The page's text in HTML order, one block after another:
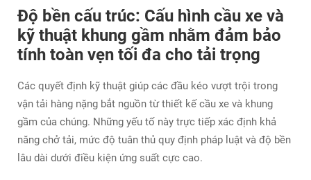
Độ bền cấu trúc: Cấu hình cầu xe và
kỹ thuật khung gầm nhằm đảm bảo
tính toàn vẹn tối đa cho tải trọng
Các quyết định kỹ thuật giúp các đầu kéo vượt trội trong
vận tải hàng nặng bắt nguồn từ thiết kế cầu xe và khung
gầm của chúng. Những yếu tố này trực tiếp xác định khả
năng chở tải, mức độ tuân thủ quy định pháp luật và độ bền
lâu dài dưới điều kiện ứng suất cực cao.